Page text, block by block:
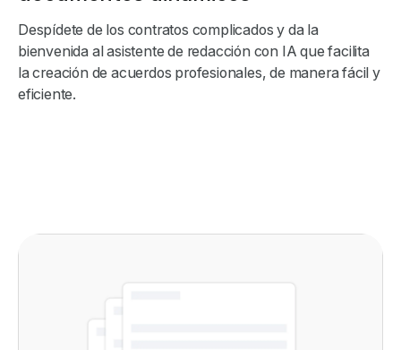
Despídete de los contratos complicados y da la
bienvenida al asistente de redacción con IA que facilita
la creación de acuerdos profesionales, de manera fácil y
eficiente.